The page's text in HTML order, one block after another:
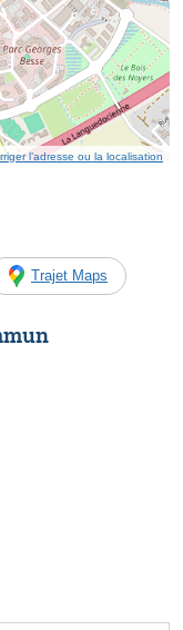
l’adresse ou la localisation
Trajet Maps